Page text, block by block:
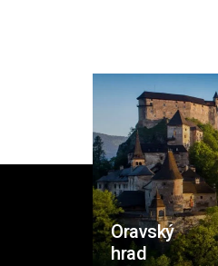
Oravský
hrad